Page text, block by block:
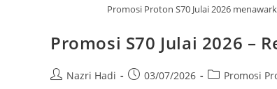
Promosi Proton S70 Julai 2026
Promosi S70 Julai 2026 –
Nazri Hadi 03/07/2026 Promosi